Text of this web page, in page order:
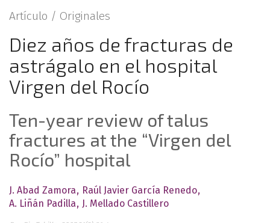
Artículo / Originales
Diez años de fracturas de
astrágalo en el hospital
Virgen del Rocío
Ten-year review of talus
fractures at the “Virgen del
Rocío” hospital
J. Abad Zamora
Raúl Javier García Renedo
A. Liñán Padilla
J. Mellado Castillero